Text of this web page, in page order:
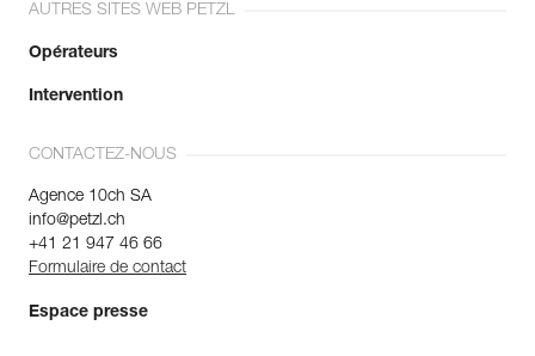
AUTRES SITES WEB PETZL
Opérateurs
Intervention
CONTACTEZ-NOUS
Agence 10ch SA
info@petzl.ch
+41 21 947 46 66
Formulaire de contact
Espace presse